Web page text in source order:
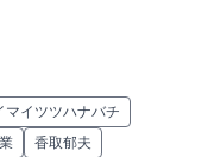
マイツツハナバチ
香取郁夫